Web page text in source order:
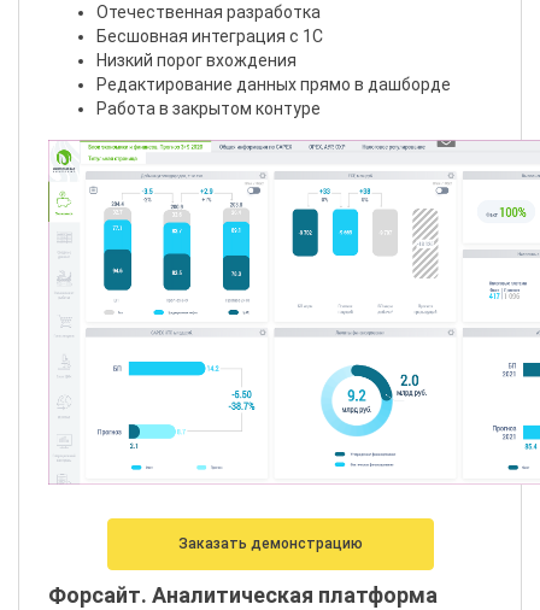
Отечественная разработка
Бесшовная интеграция с 1С
Низкий порог вхождения
Редактирование данных прямо в дашборде
Работа в закрытом контуре
Заказать демонстрацию
Форсайт. Аналитическая платформа